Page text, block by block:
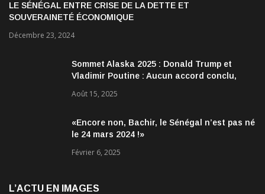
LE SÉNÉGAL ENTRE CRISE DE LA DETTE ET
SOUVERAINETÉ ÉCONOMIQUE
Décembre 23, 2024
Sommet Alaska 2025 : Donald Trump et
Vladimir Poutine : Aucun accord conclu,
encourageantes
Août 15, 2025
«Encore non, Bachir, le Sénégal n’est pas né
le 24 mars 2024 !»
Février 6, 2025
L’ACTU EN IMAGES